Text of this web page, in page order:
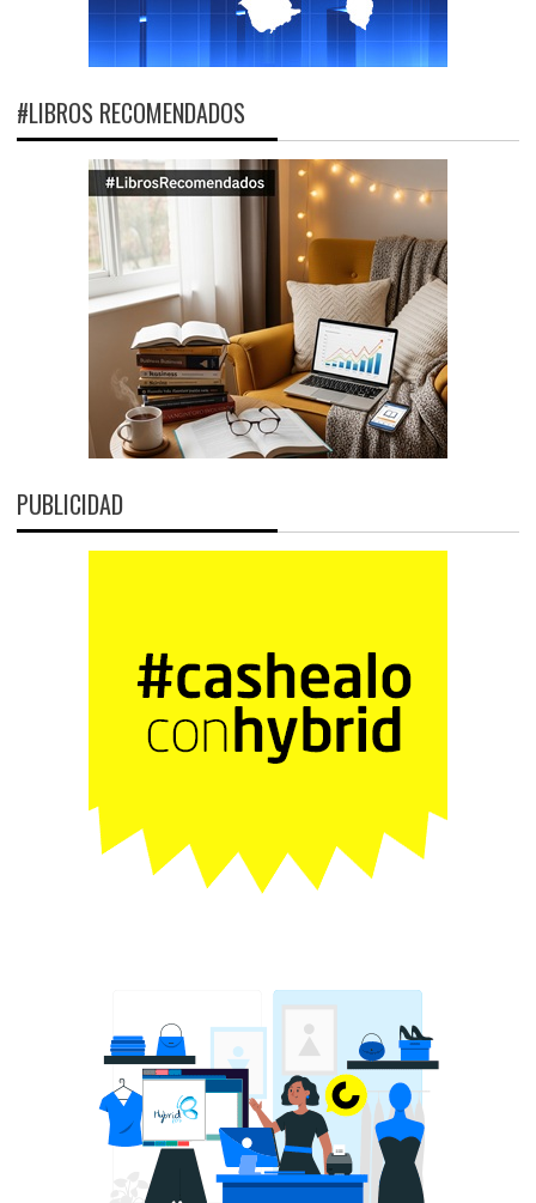
#LIBROS RECOMENDADOS
PUBLICIDAD